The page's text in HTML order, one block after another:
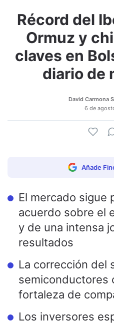
Récord del
Ormuz y
claves en
diario de
David Carmona
6 de
Añade
El mercado sigue
acuerdo sobre el
y de una intensa
resultados
La corrección del
semiconductores
fortaleza de
Los inversores